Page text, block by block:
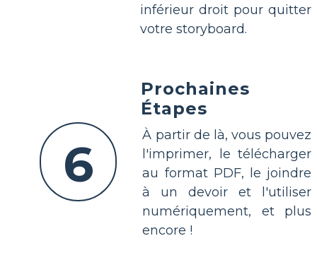
inférieur droit pour quitter
votre storyboard.
6
Prochaines
Étapes
À partir de là, vous pouvez
l'imprimer, le télécharger
au format PDF, le joindre
à un devoir et l'utiliser
numériquement, et plus
encore !